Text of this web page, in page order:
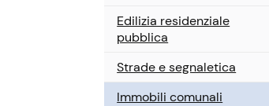
Edilizia residenziale
pubblica
Strade e segnaletica
Immobili comunali